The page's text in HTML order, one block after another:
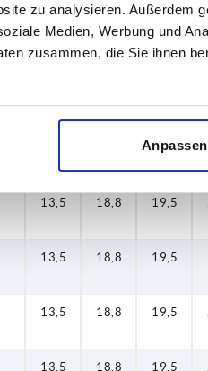
zu analysieren. Außerdem
Medien, Werbung und
zusammen, die Sie ihnen
Anpassen
13,5 18,8 19,5
19,5
13,5 18,8 19,5
13,5 18,8 19,5
13,5 18,8 19,5
13,5 18,8 19,5